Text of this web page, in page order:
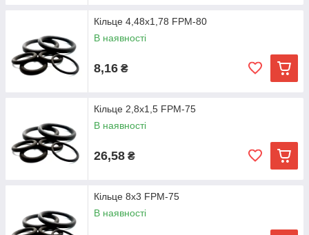
Кільце 4,48х1,78 FPM-80
В наявності
8,16 ₴
Кільце 2,8х1,5 FPM-75
В наявності
26,58 ₴
Кільце 8х3 FPM-75
В наявності